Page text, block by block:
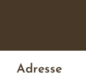
Adresse